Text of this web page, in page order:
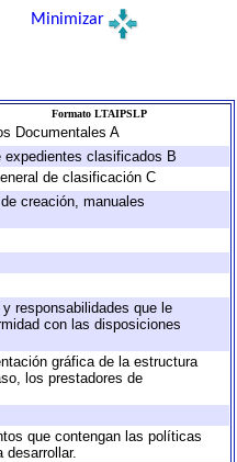
Minimizar
Formato LTAIPSLP
Documentales A
clasificados B
de clasificación C
creación, manuales
responsabilidades que le
con las disposiciones
gráfica de la estructura
los prestadores de
que contengan las políticas
desarrollar.